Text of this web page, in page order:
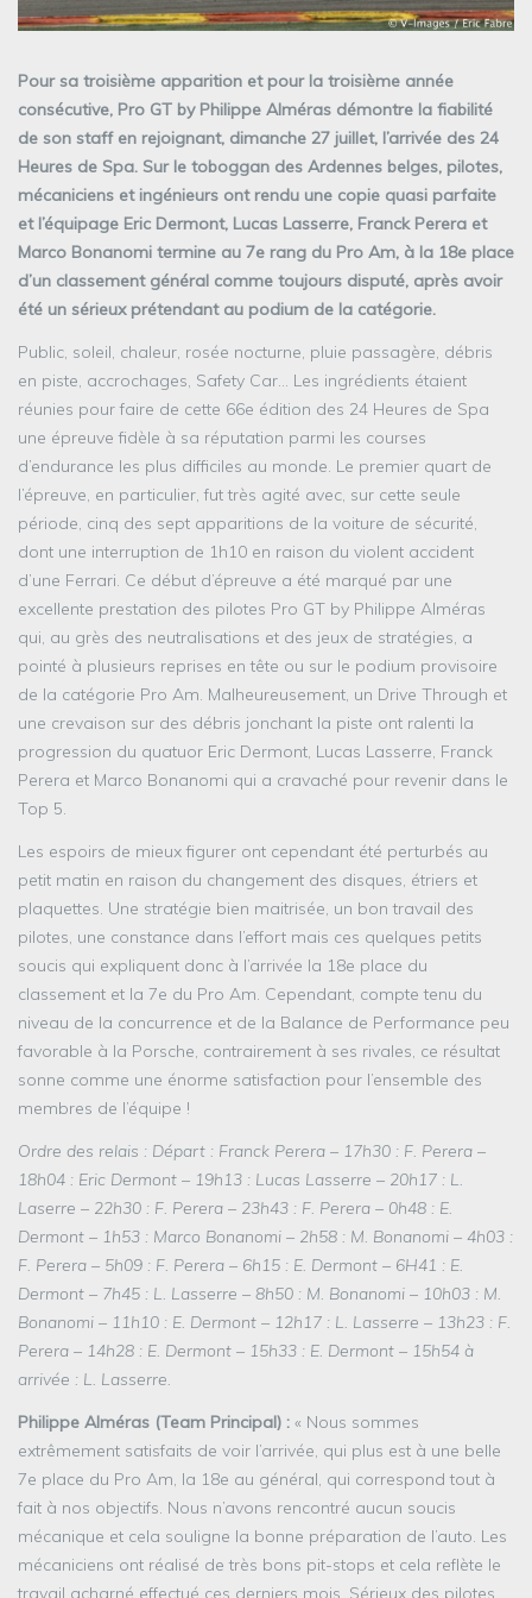
Pour sa troisième apparition et pour la troisième année
consécutive, Pro GT by Philippe Alméras démontre la fiabilité
de son staff en rejoignant, dimanche 27 juillet, l’arrivée des 24
Heures de Spa. Sur le toboggan des Ardennes belges, pilotes,
mécaniciens et ingénieurs ont rendu une copie quasi parfaite
et l’équipage Eric Dermont, Lucas Lasserre, Franck Perera et
Marco Bonanomi termine au 7e rang du Pro Am, à la 18e place
d’un classement général comme toujours disputé, après avoir
été un sérieux prétendant au podium de la catégorie.
Public, soleil, chaleur, rosée nocturne, pluie passagère, débris
en piste, accrochages, Safety Car… Les ingrédients étaient
réunies pour faire de cette 66e édition des 24 Heures de Spa
une épreuve fidèle à sa réputation parmi les courses
d’endurance les plus difficiles au monde. Le premier quart de
l’épreuve, en particulier, fut très agité avec, sur cette seule
période, cinq des sept apparitions de la voiture de sécurité,
dont une interruption de 1h10 en raison du violent accident
d’une Ferrari. Ce début d’épreuve a été marqué par une
excellente prestation des pilotes Pro GT by Philippe Alméras
qui, au grès des neutralisations et des jeux de stratégies, a
pointé à plusieurs reprises en tête ou sur le podium provisoire
de la catégorie Pro Am. Malheureusement, un Drive Through et
une crevaison sur des débris jonchant la piste ont ralenti la
progression du quatuor Eric Dermont, Lucas Lasserre, Franck
Perera et Marco Bonanomi qui a cravaché pour revenir dans le
Top 5.
Les espoirs de mieux figurer ont cependant été perturbés au
petit matin en raison du changement des disques, étriers et
plaquettes. Une stratégie bien maitrisée, un bon travail des
pilotes, une constance dans l’effort mais ces quelques petits
soucis qui expliquent donc à l’arrivée la 18e place du
classement et la 7e du Pro Am. Cependant, compte tenu du
niveau de la concurrence et de la Balance de Performance peu
favorable à la Porsche, contrairement à ses rivales, ce résultat
sonne comme une énorme satisfaction pour l’ensemble des
membres de l’équipe !
Ordre des relais : Départ : Franck Perera – 17h30 : F. Perera –
18h04 : Eric Dermont – 19h13 : Lucas Lasserre – 20h17 : L.
Laserre – 22h30 : F. Perera – 23h43 : F. Perera – 0h48 : E.
Dermont – 1h53 : Marco Bonanomi – 2h58 : M. Bonanomi – 4h03 :
F. Perera – 5h09 : F. Perera – 6h15 : E. Dermont – 6H41 : E.
Dermont – 7h45 : L. Lasserre – 8h50 : M. Bonanomi – 10h03 : M.
Bonanomi – 11h10 : E. Dermont – 12h17 : L. Lasserre – 13h23 : F.
Perera – 14h28 : E. Dermont – 15h33 : E. Dermont – 15h54 à
arrivée : L. Lasserre.
Philippe Alméras (Team Principal) : « Nous sommes
extrêmement satisfaits de voir l’arrivée, qui plus est à une belle
7e place du Pro Am, la 18e au général, qui correspond tout à
fait à nos objectifs. Nous n’avons rencontré aucun soucis
mécanique et cela souligne la bonne préparation de l’auto. Les
mécaniciens ont réalisé de très bons pit-stops et cela reflète le
travail acharné effectué ces derniers mois. Sérieux des pilotes,